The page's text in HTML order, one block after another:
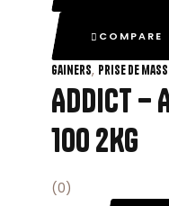
COMPARE
Gainers, Prise de
ADDICT –
100 2KG
(0)